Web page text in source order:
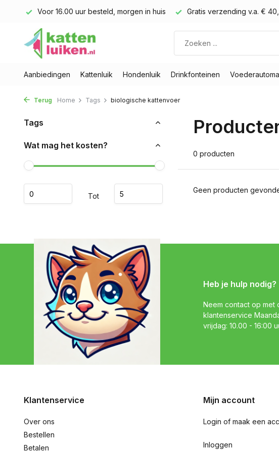
Voor 16.00 uur besteld, morgen in huis Gratis verzending v.a. €
Aanbiedingen Kattenluik Hondenluik Drinkfonteinen
Terug Home Tags biologische kattenvoer
Tags
Wat mag het kosten?
Tot
0 producten
Geen producten
Heb je hulp nodig?
Neem contact op met
klantenservice
vrijdag: 10.00 - 16:00
Klantenservice
Over ons
Bestellen
Betalen
Mijn account
Login of maak een
Inloggen